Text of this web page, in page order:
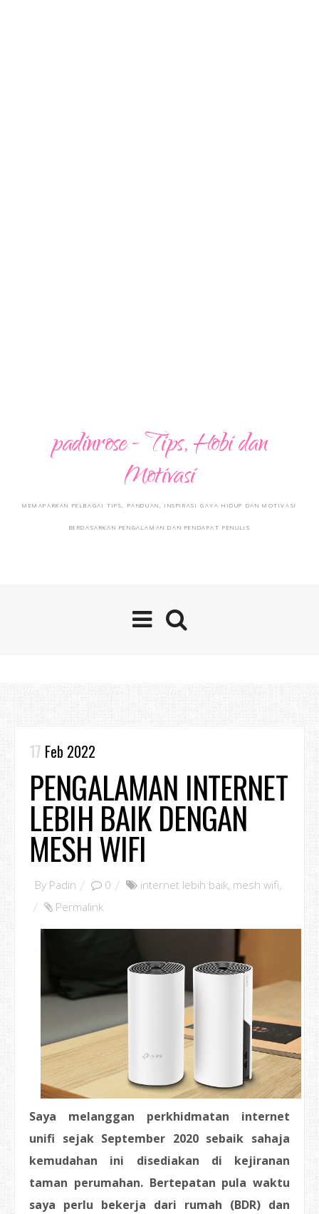
padinrose - Tips, Hobi dan
Motivasi
MEMAPARKAN PELBAGAI TIPS, PANDUAN, INSPIRASI GAYA HIDUP DAN MOTIVASI
BERDASARKAN PENGALAMAN DAN PENDAPAT PENULIS
17 Feb 2022
PENGALAMAN INTERNET
LEBIH BAIK DENGAN
MESH WIFI
By Padin 0 internet lebih baik, mesh wifi,
Permalink
Saya melanggan perkhidmatan internet
unifi sejak September 2020 sebaik sahaja
kemudahan ini disediakan di kejiranan
taman perumahan. Bertepatan pula waktu
saya perlu bekerja dari rumah (BDR) dan